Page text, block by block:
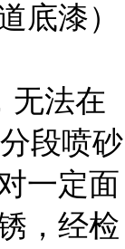
底漆）
无法在
段喷砂
一定面
，经检